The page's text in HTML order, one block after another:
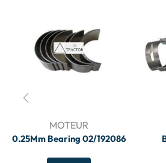
MOTEUR
0.25Mm Bearing 02/192086